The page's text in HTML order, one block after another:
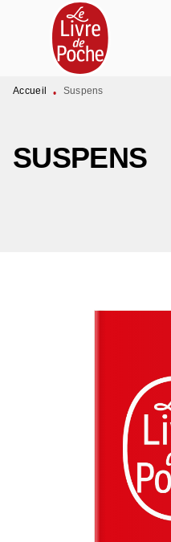
MENU RECHERCHE
PIED DE PAGE
Accueil • Suspens
SUSPENS